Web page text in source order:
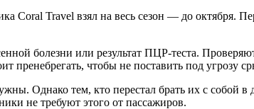
Travel взял на весь сезон — до октября.
болезни или результат ПЦР-теста.
пренебрегать, чтобы не поставить под угрозу
Однако тем, кто перестал брать их с собой в
не требуют этого от пассажиров.